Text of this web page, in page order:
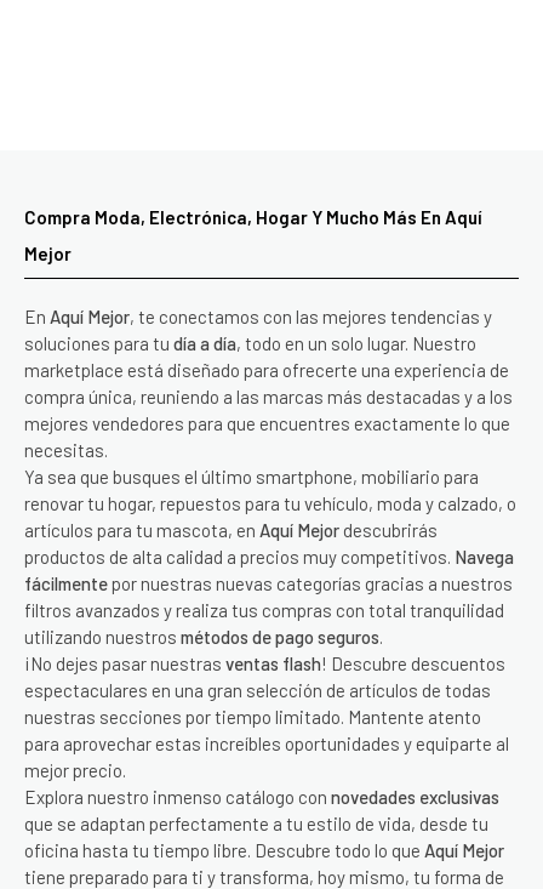
Compra Moda, Electrónica, Hogar Y Mucho Más En Aquí
Mejor
En Aquí Mejor, te conectamos con las mejores tendencias y
soluciones para tu día a día, todo en un solo lugar. Nuestro
marketplace está diseñado para ofrecerte una experiencia de
compra única, reuniendo a las marcas más destacadas y a los
mejores vendedores para que encuentres exactamente lo que
necesitas.
Ya sea que busques el último smartphone, mobiliario para
renovar tu hogar, repuestos para tu vehículo, moda y calzado, o
artículos para tu mascota, en Aquí Mejor descubrirás
productos de alta calidad a precios muy competitivos. Navega
fácilmente por nuestras nuevas categorías gracias a nuestros
filtros avanzados y realiza tus compras con total tranquilidad
utilizando nuestros métodos de pago seguros.
¡No dejes pasar nuestras ventas flash! Descubre descuentos
espectaculares en una gran selección de artículos de todas
nuestras secciones por tiempo limitado. Mantente atento
para aprovechar estas increíbles oportunidades y equiparte al
mejor precio.
Explora nuestro inmenso catálogo con novedades exclusivas
que se adaptan perfectamente a tu estilo de vida, desde tu
oficina hasta tu tiempo libre. Descubre todo lo que Aquí Mejor
tiene preparado para ti y transforma, hoy mismo, tu forma de